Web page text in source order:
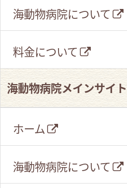
海動物病院について
料金について
海動物病院メインサイト
ホーム
海動物病院について